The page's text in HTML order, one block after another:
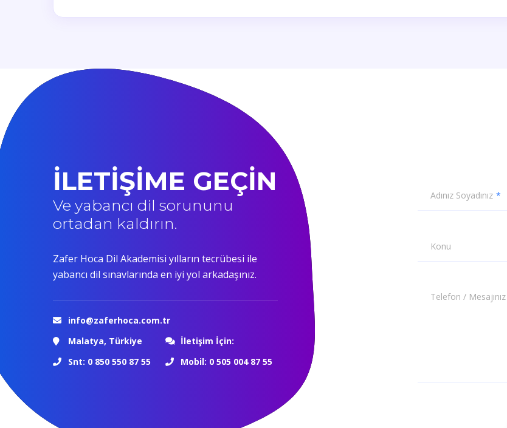
İLETİŞİME GEÇİN
Ve yabancı dil sorununu
ortadan kaldırın.
Zafer Hoca Dil Akademisi yılların tecrübesi ile
yabancı dil sınavlarında en iyi yol arkadaşınız.
info@zaferhoca.com.tr
Malatya, Türkiye
İletişim İçin:
Snt: 0 850 550 87 55
Mobil: 0 505 004 87 55
Adınız Soyadınız
Konu
Telefon / Mesajınız